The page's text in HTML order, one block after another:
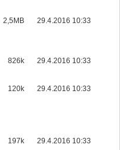
2,5MB 29.4.2016 10:33
826k 29.4.2016 10:33
120k 29.4.2016 10:33
197k 29.4.2016 10:33